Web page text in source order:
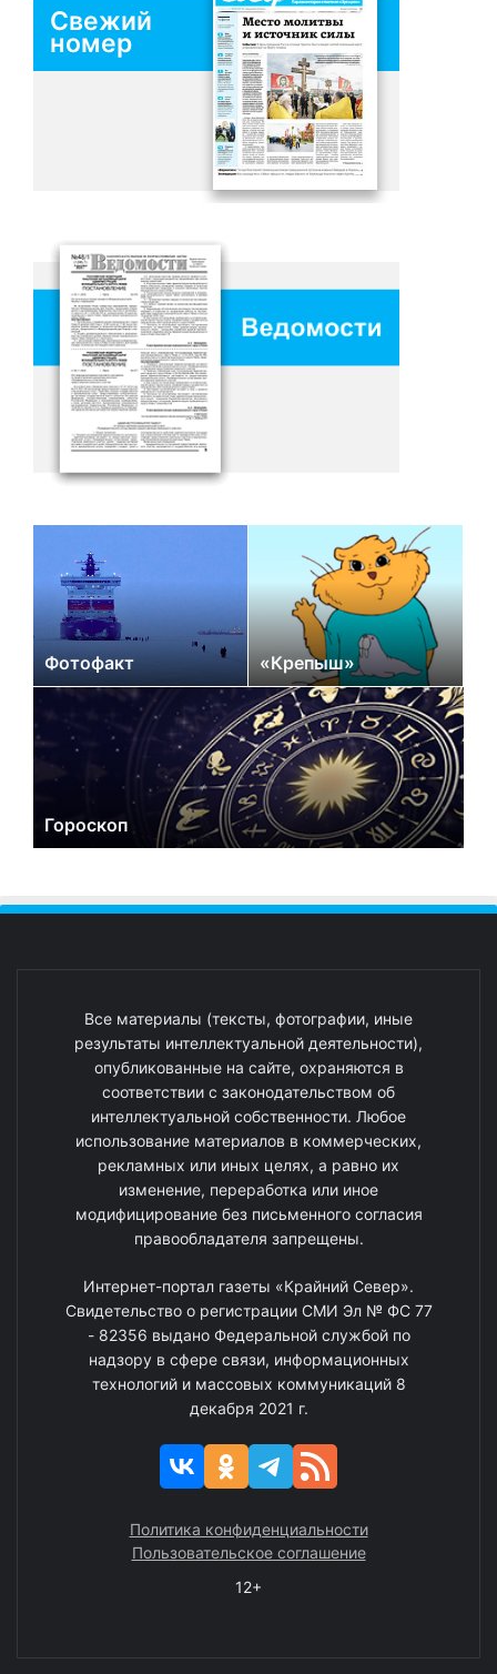
Свежий
номер
Фотофакт «Крепыш»
Гороскоп
Все материалы (тексты, фотографии, иные
результаты интеллектуальной деятельности),
опубликованные на сайте, охраняются в
соответствии с законодательством об
интеллектуальной собственности. Любое
использование материалов в коммерческих,
рекламных или иных целях, а равно их
изменение, переработка или иное
модифицирование без письменного согласия
правообладателя запрещены.
Интернет-портал газеты «Крайний Север».
Свидетельство о регистрации СМИ Эл № ФС 77
- 82356 выдано Федеральной службой по
надзору в сфере связи, информационных
технологий и массовых коммуникаций 8
декабря 2021 г.
Политика конфиденциальности
Пользовательское соглашение
12+